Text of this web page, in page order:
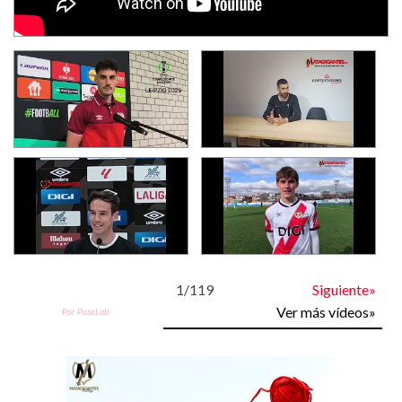
1/119 Siguiente»
Por PoseLab Ver más vídeos»